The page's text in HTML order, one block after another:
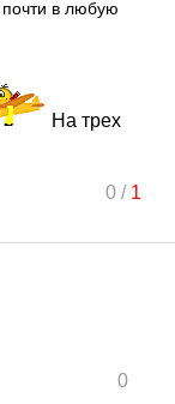
почти в любую
На трех
0/ 1
0